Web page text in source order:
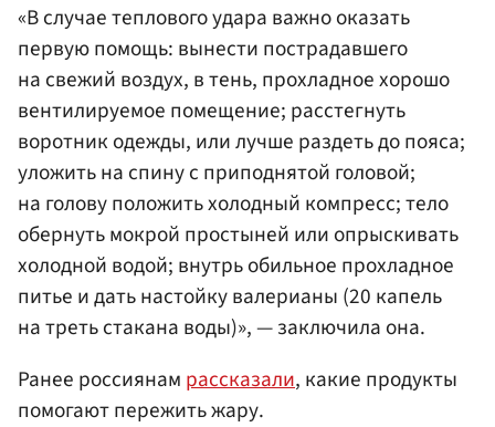
«В случае теплового удара важно оказать
первую помощь: вынести пострадавшего
на свежий воздух, в тень, прохладное хорошо
вентилируемое помещение; расстегнуть
воротник одежды, или лучше раздеть до пояса;
уложить на спину с приподнятой головой;
на голову положить холодный компресс; тело
обернуть мокрой простыней или опрыскивать
холодной водой; внутрь обильное прохладное
питье и дать настойку валерианы (20 капель
на треть стакана воды)», — заключила она.
Ранее россиянам рассказали, какие продукты
помогают пережить жару.